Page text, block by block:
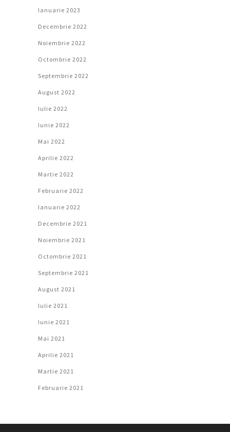
Ianuarie 2023
Decembrie 2022
Noiembrie 2022
Octombrie 2022
Septembrie 2022
August 2022
Iulie 2022
Iunie 2022
Mai 2022
Aprilie 2022
Martie 2022
Februarie 2022
Ianuarie 2022
Decembrie 2021
Noiembrie 2021
Octombrie 2021
Septembrie 2021
August 2021
Iulie 2021
Iunie 2021
Mai 2021
Aprilie 2021
Martie 2021
Februarie 2021